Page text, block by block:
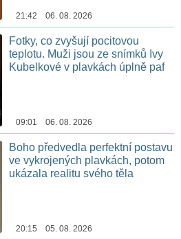
21:42 06. 08. 2026
Fotky, co zvyšují pocitovou
teplotu. Muži jsou ze snímků Ivy
Kubelkové v plavkách úplně paf
09:01 06. 08. 2026
Boho předvedla perfektní postavu
ve vykrojených plavkách, potom
ukázala realitu svého těla
20:15 05. 08. 2026